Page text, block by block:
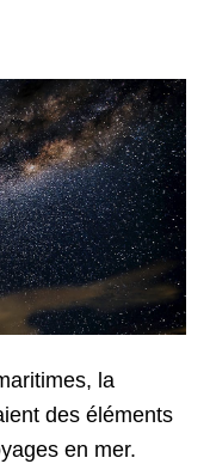
la
des éléments
en mer.